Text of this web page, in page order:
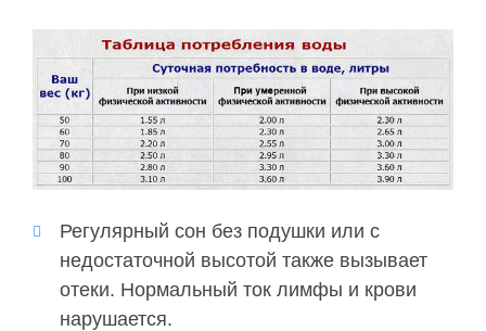
Регулярный сон без подушки или с
недостаточной высотой также вызывает
отеки. Нормальный ток лимфы и крови
нарушается.